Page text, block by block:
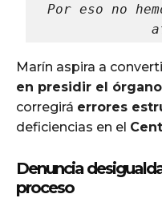
Por eso no
Marín aspira a
en presidir el órgano
corregirá errores
deficiencias en el
Denuncia
proceso